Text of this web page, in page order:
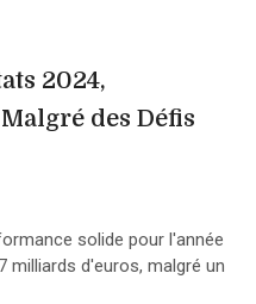
2024,
des Défis
solide pour l'année
milliards d'euros, malgré un